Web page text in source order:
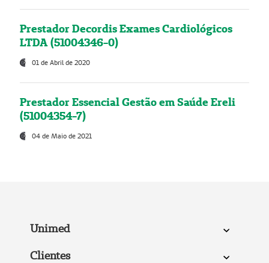
Prestador Decordis Exames Cardiológicos
LTDA (51004346-0)
01 de Abril de 2020
Prestador Essencial Gestão em Saúde Ereli
(51004354-7)
04 de Maio de 2021
Unimed
Clientes